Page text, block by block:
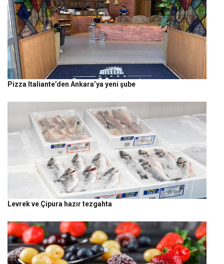
Pizza Italiante’den Ankara’ya yeni şube
Levrek ve Çipura hazır tezgahta